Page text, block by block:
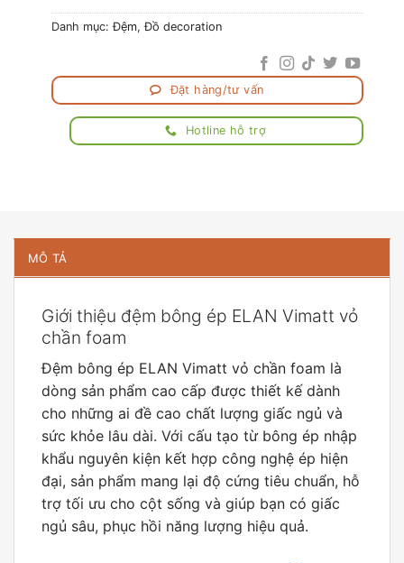
Danh mục:Đệm,Đồ decoration
Đặt hàng/tư vấn
Hotline hỗ trợ
MÔ TẢ
Giới thiệu đệm bông ép ELAN Vimatt vỏ
chần foam
Đệm bông ép ELAN Vimatt vỏ chần foam là
dòng sản phẩm cao cấp được thiết kế dành
cho những ai đề cao chất lượng giấc ngủ và
sức khỏe lâu dài. Với cấu tạo từ bông ép nhập
khẩu nguyên kiện kết hợp công nghệ ép hiện
đại, sản phẩm mang lại độ cứng tiêu chuẩn, hỗ
trợ tối ưu cho cột sống và giúp bạn có giấc
ngủ sâu, phục hồi năng lượng hiệu quả.